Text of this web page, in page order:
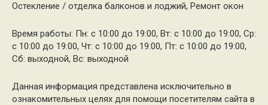
Остекление / отделка балконов и лоджий, Ремонт окон
Время работы: Пн: с 10:00 до 19:00, Вт: с 10:00 до 19:00, Ср:
с 10:00 до 19:00, Чт: с 10:00 до 19:00, Пт: с 10:00 до 19:00,
Сб: выходной, Вс: выходной
Данная информация представлена исключительно в
ознакомительных целях для помощи посетителям сайта в